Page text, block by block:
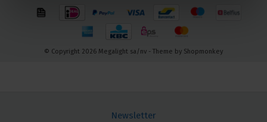
© Copyright 2026 Megalight sa/nv - Theme by Shopmonkey
Newsletter